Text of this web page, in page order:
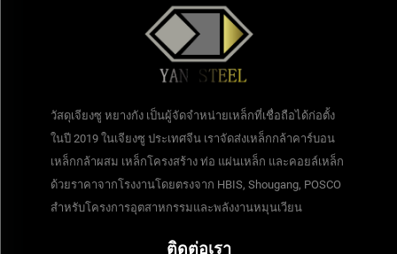
วัสดุเจียงซู หยางกัง เป็นผู้จัดจำหน่ายเหล็กที่เชื่อถือได้ก่อตั้ง
ในปี 2019 ในเจียงซู ประเทศจีน เราจัดส่งเหล็กกล้าคาร์บอน
เหล็กกล้าผสม เหล็กโครงสร้าง ท่อ แผ่นเหล็ก และคอยล์เหล็ก
ด้วยราคาจากโรงงานโดยตรงจาก HBIS, Shougang, POSCO
สำหรับโครงการอุตสาหกรรมและพลังงานหมุนเวียน
ติดต่อเรา